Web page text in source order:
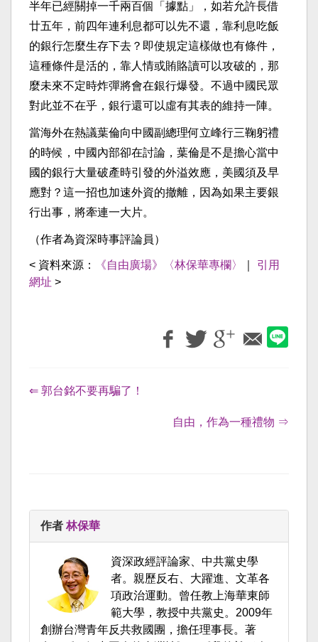
半年已經關掉一千兩百個「據點」，如若允許長借
廿五年，前四年連利息都可以先不還，靠利息吃飯
的銀行怎麼生存下去？即使規定這樣做也有條件，
這種條件是活的，靠人情或賄賂讀可以攻破的，那
麼未來不定時炸彈將會在銀行爆發。不過中國民眾
對此並不在乎，銀行還可以虛有其表的維持一陣。
當海外在熱議葉倫向中國副總理何立峰行三鞠躬禮
的時候，中國內部卻在討論，葉倫是不是擔心當中
國的銀行大量破產時引發的外溢效應，美國須及早
應對？這一招也加速外資的撤離，因為如果主要銀
行出事，將牽連一大片。
（作者為資深時事評論員）
< 資料來源： 《自由廣場》〈林保華專欄〉
引用
網址 >
⇐ 郭台銘不要再騙了！
自由，作為一種禮物 ⇒
作者 林保華
資深政經評論家、中共黨史學
者。親歷反右、大躍進、文革各
項政治運動。曾任教上海華東師
範大學，教授中共黨史。2009年
創辦台灣青年反共救國團，擔任理事長。著